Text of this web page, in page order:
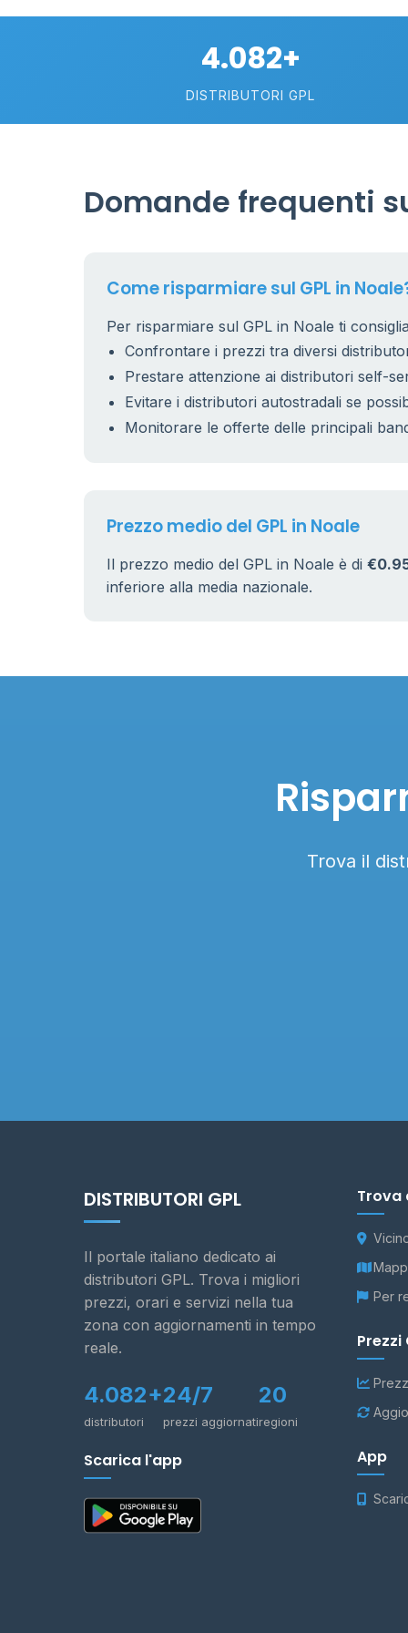
4.082+
DISTRIBUTORI GPL
Domande frequenti
Come risparmiare sul GPL in
Per risparmiare sul GPL in Noale ti
Confrontare i prezzi tra diversi
Prestare attenzione ai distributori self-
Evitare i distributori autostradali se
Monitorare le offerte delle principali
Prezzo medio del GPL in Noale
Il prezzo medio del GPL in Noale è di
inferiore alla media nazionale.
Trova il
DISTRIBUTORI GPL
Il portale italiano dedicato ai
distributori GPL. Trova i migliori
prezzi, orari e servizi nella tua
zona con aggiornamenti in tempo
reale.
4.082+
distributori
24/7
prezzi aggiornati
20
regioni
Scarica l'app
Trova
Per
Prezzi
App